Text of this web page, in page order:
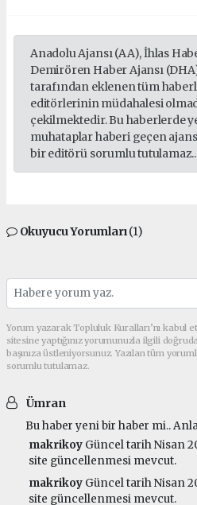
Anadolu Ajansı (AA), İhlas
Demirören Haber Ajansı
tarafından eklenen tüm
editörlerinin müdahalesi
çekilmektedir. Bu haberlerde
muhataplar haberi geçen
bir editörü sorumlu
Okuyucu Yorumları(1)
Yorum yazarak Topluluk Kuralları’nı kabul
sitesine yaptığınız yorumunuzla ilgili
başınıza üstleniyorsunuz. Yazılan tüm
sorumlu tutulamaz.
Ümran
Bu haber yeni bir haber mi..
makrikoy Güncel tarih Nisan
site güncellenmesi mevcut.
makrikoy Güncel tarih Nisan
site güncellenmesi mevcut.